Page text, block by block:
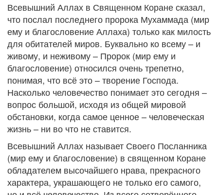
Всевышний Аллах в Священном Коране сказал,
что послал последнего пророка Мухаммада (мир
ему и благословение Аллаха) только как милость
для обитателей миров. Буквально ко всему – и
живому, и неживому – Пророк (мир ему и
благословение) относился очень трепетно,
понимая, что всё это – творение Господа.
Насколько человечество понимает это сегодня –
вопрос большой, исходя из общей мировой
обстановки, когда самое ценное – человеческая
жизнь – ни во что не ставится.
Всевышний Аллах называет Своего Посланника
(мир ему и благословение) в священном Коране
обладателем высочайшего нрава, прекрасного
характера, украшающего не только его самого,